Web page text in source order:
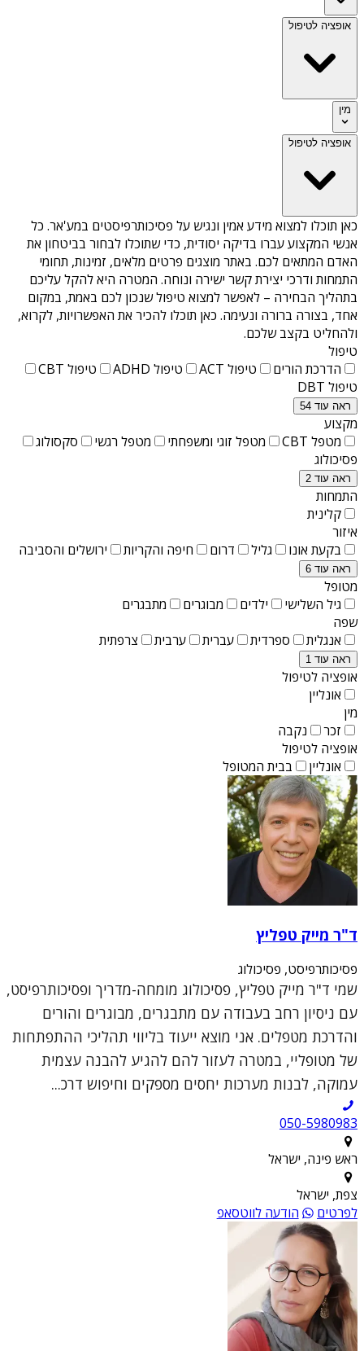
אופציה לטיפול
מין
אופציה לטיפול
כאן תוכלו למצוא מידע אמין ונגיש על פסיכותרפיסטים במע'אר. כל
אנשי המקצוע עברו בדיקה יסודית, כדי שתוכלו לבחור בביטחון את
האדם המתאים לכם. באתר מוצגים פרטים מלאים, זמינות, תחומי
התמחות ודרכי יצירת קשר ישירה ונוחה. המטרה היא להקל עליכם
בתהליך הבחירה – לאפשר למצוא טיפול שנכון לכם באמת, במקום
אחד, בצורה ברורה ונעימה. כאן תוכלו להכיר את האפשרויות, לקרוא,
ולהחליט בקצב שלכם.
טיפול
הדרכת הורים
טיפול ACT טיפול ADHD
טיפול CBT
טיפול DBT
ראה עוד 54
מקצוע
מטפל CBT
מטפל זוגי ומשפחתי מטפל רגשי
סקסולוג
פסיכולוג
ראה עוד 2
התמחות
קלינית
איזור
בקעת אונו
גליל דרום חיפה והקריות ירושלים והסביבה
ראה עוד 6
מטופל
גיל השלישי
ילדים מבוגרים
מתבגרים
שפה
אנגלית
ספרדית עברית ערבית צרפתית
ראה עוד 1
אופציה לטיפול
אונליין
מין
זכר
נקבה
אופציה לטיפול
אונליין
בבית המטופל
ד"ר מייק טפליץ
פסיכותרפיסט, פסיכולוג
שמי ד"ר מייק טפליץ, פסיכולוג מומחה-מדריך ופסיכותרפיסט,
עם ניסיון רחב בעבודה עם מתבגרים, מבוגרים והורים
והדרכת מטפלים. אני מוצא ייעוד בליווי תהליכי ההתפתחות
של מטופליי, במטרה לעזור להם להגיע להבנה עצמית
עמוקה, לבנות מערכות יחסים מספקים וחיפוש דרכ...
050-5980983
ראש פינה, ישראל
צפת, ישראל
לפרטים
הודעה לווטסאפ